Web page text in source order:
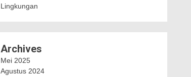
Lingkungan
Archives
Mei 2025
Agustus 2024